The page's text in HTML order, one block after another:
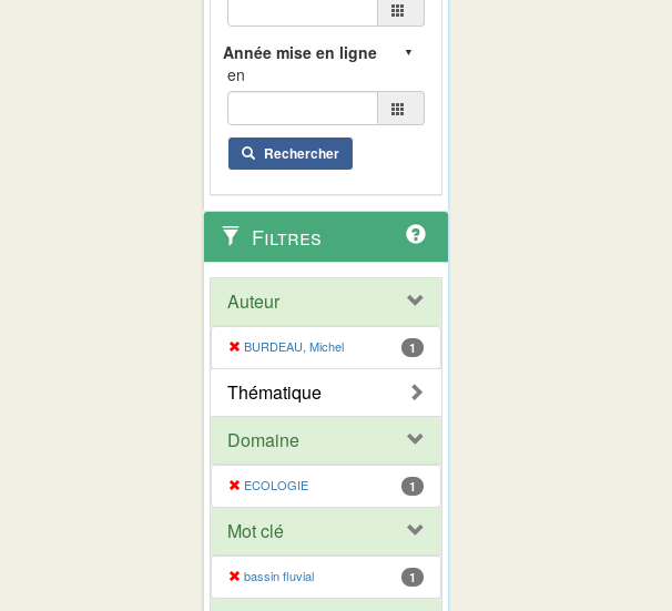
en
Rechercher
Filtres
Auteur
BURDEAU, Michel 1
Thématique
Domaine
ECOLOGIE 1
Mot clé
bassin fluvial 1